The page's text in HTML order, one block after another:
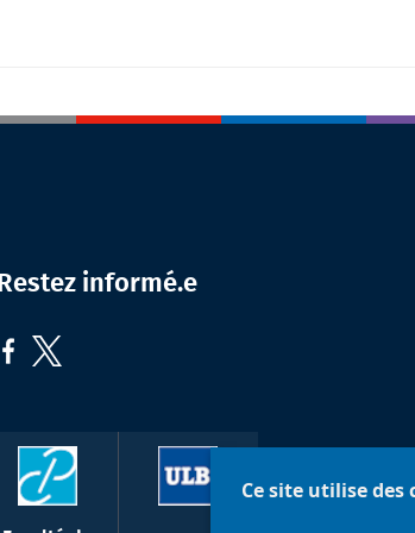
Ce site utilise des
Restez informé.e